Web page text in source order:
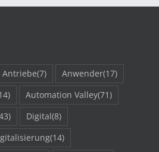
Antriebe(7) Anwender(17)
Automation Valley(71)
Digital(8)
(14)